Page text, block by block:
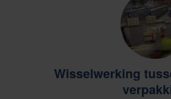
Wisselwerking